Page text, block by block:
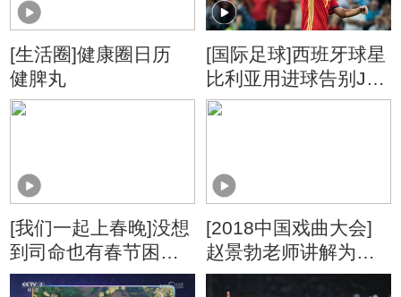
[生活圈]健康圈日历
健脾丸
[国际足球]西班牙球星
比利亚用进球告别J联
赛
[我们一起上春晚]没想
到司命也有春节困扰
还和“桃花”有关系
[2018中国戏曲大会]
赵景勃老师讲解为什
么戏曲里有杂技